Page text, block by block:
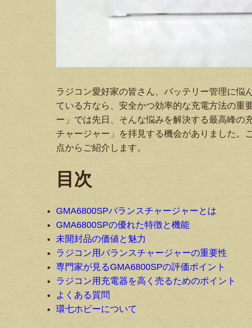
ラジコン愛好家の皆さん、バッテリー管理に悩
ている方なら、安全かつ効率的な充電方法の重
ー」では先日、そんな悩みを解決する最高峰の
チャージャー」を拝見する機会がありました。
点からご紹介します。
目次
GMA6800SPバランスチャージャーとは
GMA6800SPの優れた特徴と機能
未開封品の価値と魅力
ラジコン用バランスチャージャーの重要性
専門家が見るGMA6800SPの評価ポイント
ラジコン用充電器を高く売るためのポイント
よくある質問
環七ホビーについて